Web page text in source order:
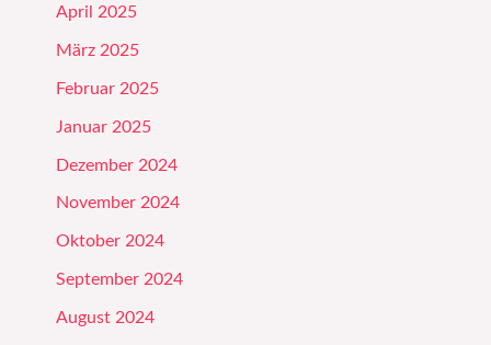
April 2025
März 2025
Februar 2025
Januar 2025
Dezember 2024
November 2024
Oktober 2024
September 2024
August 2024